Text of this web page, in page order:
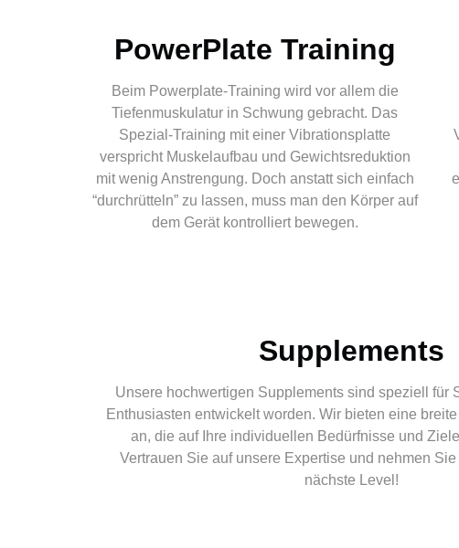
PowerPlate Training
Beim Powerplate-Training wird vor allem die
Tiefenmuskulatur in Schwung gebracht. Das
Spezial-Training mit einer Vibrationsplatte
verspricht Muskelaufbau und Gewichtsreduktion
mit wenig Anstrengung. Doch anstatt sich einfach
“durchrütteln” zu lassen, muss man den Körper auf
dem Gerät kontrolliert bewegen.
Supplements
Unsere hochwertigen Supplements sind speziell für
Enthusiasten entwickelt worden. Wir bieten eine
an, die auf Ihre individuellen Bedürfnisse und
Vertrauen Sie auf unsere Expertise und nehmen
nächste Level!